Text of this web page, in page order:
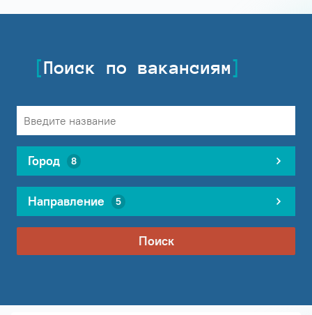
Поиск по вакансиям
Город 8
Направление 5
Поиск